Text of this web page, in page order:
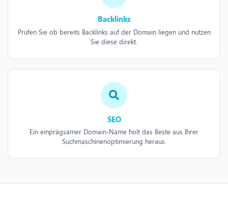
Backlinks
Prüfen Sie ob bereits Backlinks auf der Domain liegen und nutzen
Sie diese direkt.
SEO
Ein einprägsamer Domain-Name holt das Beste aus Ihrer
Suchmaschinenoptimierung heraus.